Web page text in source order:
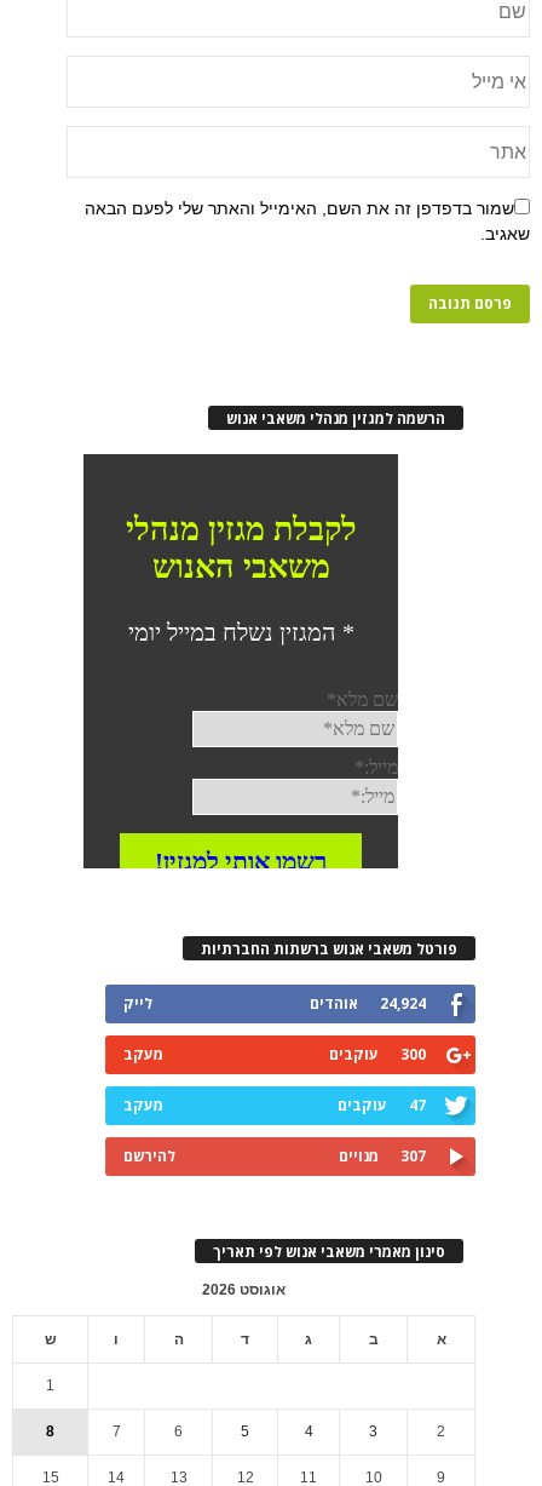
שמור בדפדפן זה את השם, האימייל והאתר שלי לפעם הבאה
שאגיב.
הרשמה למגזין מנהלי משאבי אנוש
פורטל משאבי אנוש ברשתות החברתיות
24,924 אוהדים לייק
300 עוקבים מעקב
47 עוקבים מעקב
307 מנויים להירשם
סינון מאמרי משאבי אנוש לפי תאריך
אוגוסט 2026
א ב ג ד ה ו ש
1
2
3
4
5
6
7
8
9
10
11
12
13
14
15